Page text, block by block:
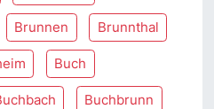
Brunnen Brunnthal
Buch
Buchbrunn